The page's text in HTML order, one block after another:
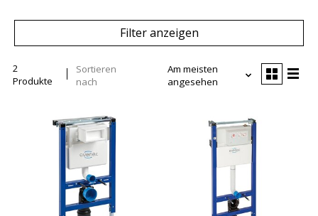
Filter anzeigen
2
Produkte
Sortieren
nach
Am meisten
angesehen